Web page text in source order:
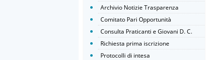
Archivio Notizie Trasparenza
Comitato Pari Opportunità
Consulta Praticanti e Giovani D. C.
Richiesta prima iscrizione
Protocolli di intesa